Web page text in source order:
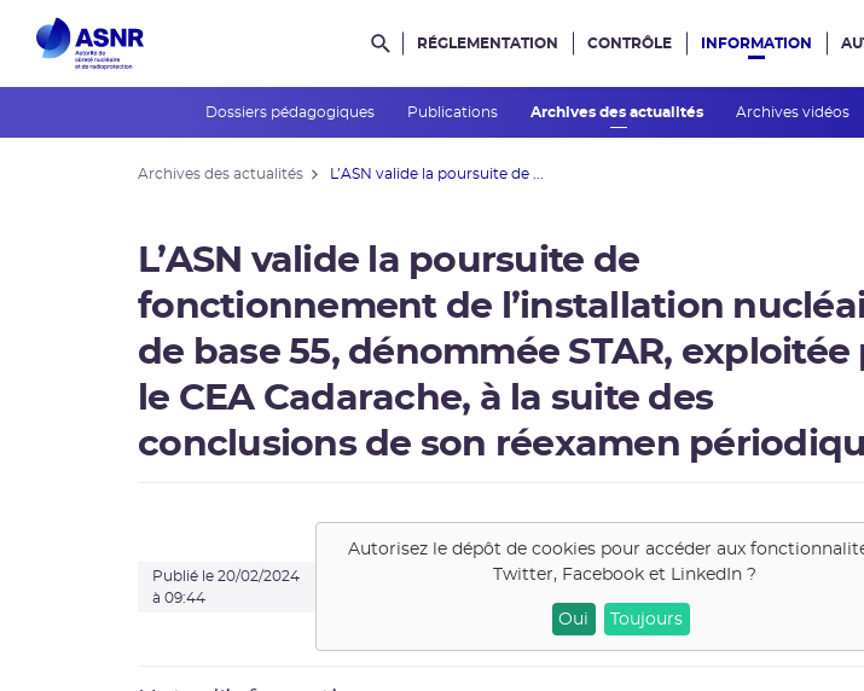
Rechercher dans le site
RÉGLEMENTATION CONTRÔLE INFORMATION
Dossiers pédagogiques Publications Archives des actualités Archives vidéos
Archives des actualités L’ASN valide la poursuite de ...
L’ASN valide la poursuite de
fonctionnement de l’installation
de base 55, dénommée STAR, exploitée
le CEA Cadarache, à la suite des
conclusions de son réexamen
Publié le 20/02/2024
à 09:44
Autorisez le dépôt de cookies pour accéder aux
Twitter, Facebook et LinkedIn ?
Oui Toujours